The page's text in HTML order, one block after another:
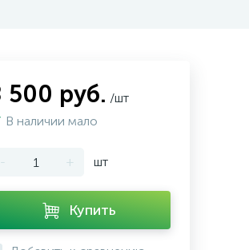
500 руб. /шт
В наличии мало
- + шт
Купить